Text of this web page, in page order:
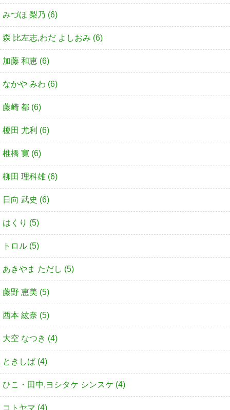
みづほ 梨乃 (6)
森 比左志,わだ よしおみ (6)
加藤 和恵 (6)
なかや みわ (6)
藤崎 都 (6)
榎田 尤利 (6)
椎橋 寛 (6)
柳田 理科雄 (6)
日向 武史 (6)
はくり (5)
トロル (5)
あきやま ただし (5)
藤野 恵美 (5)
西本 紘奈 (5)
大空 なつき (4)
ときしば (4)
ひこ・田中,ヨシタケ シンスケ (4)
コトヤマ (4)